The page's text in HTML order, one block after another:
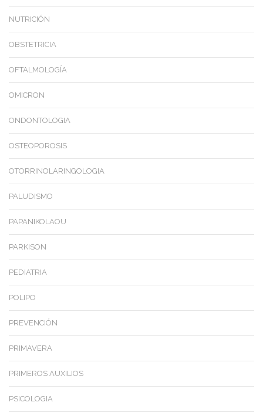
NUTRICIÓN
OBSTETRICIA
OFTALMOLOGÍA
OMICRON
ONDONTOLOGIA
OSTEOPOROSIS
OTORRINOLARINGOLOGIA
PALUDISMO
PAPANIKOLAOU
PARKISON
PEDIATRIA
POLIPO
PREVENCIÓN
PRIMAVERA
PRIMEROS AUXILIOS
PSICOLOGIA